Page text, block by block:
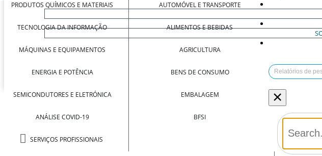
PRODUTOS QUÍMICOS E MATERIAIS
TECNOLOGIA DA INFORMAÇÃO
MÁQUINAS E EQUIPAMENTOS
ENERGIA E POTÊNCIA
SEMICONDUTORES E ELETRÓNICA
ANÁLISE COVID-19
SERVIÇOS PROFISSIONAIS
AUTOMÓVEL E TRANSPORTE
ALIMENTOS E BEBIDAS
AGRICULTURA
BENS DE CONSUMO
EMBALAGEM
BFSI
×